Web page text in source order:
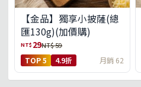
【金品】獨享小披薩(總
匯130g)(加價購)
NT$ 29NT$ 59
TOP 5 4.9折 月銷 62